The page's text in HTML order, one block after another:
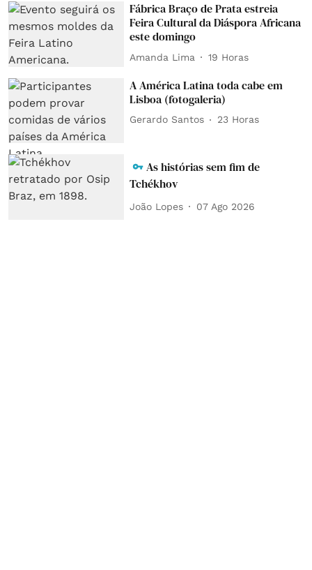
Fábrica Braço de Prata estreia
Feira Cultural da Diáspora Africana
este domingo
Amanda Lima 19 Horas
A América Latina toda cabe em
Lisboa (fotogaleria)
Gerardo Santos 23 Horas
As histórias sem fim de
Tchékhov
João Lopes 07 Ago 2026